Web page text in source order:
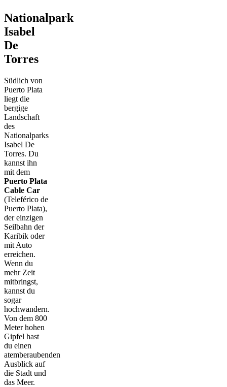
Nationalpark
Isabel
De
Torres
Südlich von
Puerto Plata
liegt die
bergige
Landschaft
des
Nationalparks
Isabel De
Torres. Du
kannst ihn
mit dem
Puerto Plata
Cable Car
(Teleférico de
Puerto Plata),
der einzigen
Seilbahn der
Karibik oder
mit Auto
erreichen.
Wenn du
mehr Zeit
mitbringst,
kannst du
sogar
hochwandern.
Von dem 800
Meter hohen
Gipfel hast
du einen
atemberaubenden
Ausblick auf
die Stadt und
das Meer.